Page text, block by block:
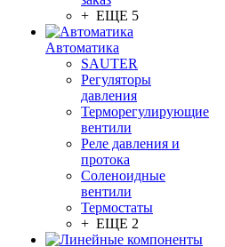
+ ЕЩЕ 5
Автоматика
SAUTER
Регуляторы
давления
Терморегулирующие
вентили
Реле давления и
протока
Соленоидные
вентили
Термостаты
+ ЕЩЕ 2